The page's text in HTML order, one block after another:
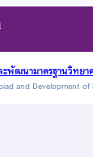
พัฒนามาตรฐานวิทยา
and Development